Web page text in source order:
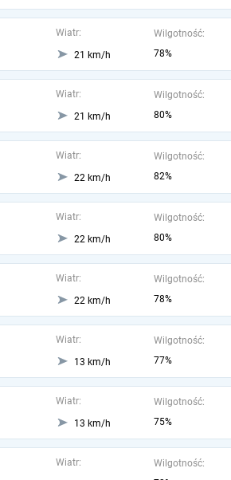
Wiatr:
21 km/h
Wilgotność:
78%
Wiatr:
21 km/h
Wilgotność:
80%
Wiatr:
22 km/h
Wilgotność:
82%
Wiatr:
22 km/h
Wilgotność:
80%
Wiatr:
22 km/h
Wilgotność:
78%
Wiatr:
13 km/h
Wilgotność:
77%
Wiatr:
13 km/h
Wilgotność:
75%
Wiatr:
Wilgotność: